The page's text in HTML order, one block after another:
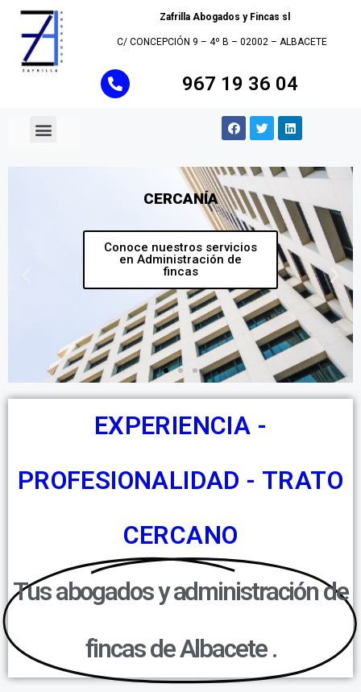
Zafrilla Abogados y Fincas sl
C/ CONCEPCIÓN 9 – 4º B – 02002 – ALBACETE
967 19 36 04
CERCANÍA
Conoce nuestros servicios
en Administración de
fincas
EXPERIENCIA -
PROFESIONALIDAD - TRATO
CERCANO
Tus abogados y administración de
fincas de Albacete .